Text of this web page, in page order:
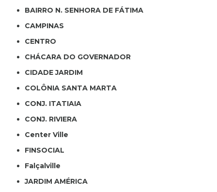
BAIRRO N. SENHORA DE FÁTIMA
CAMPINAS
CENTRO
CHÁCARA DO GOVERNADOR
CIDADE JARDIM
COLÔNIA SANTA MARTA
CONJ. ITATIAIA
CONJ. RIVIERA
Center Ville
FINSOCIAL
Falçalville
JARDIM AMÉRICA